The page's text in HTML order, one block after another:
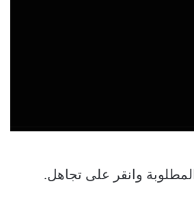
المطلوبة وانقر على تجاهل.